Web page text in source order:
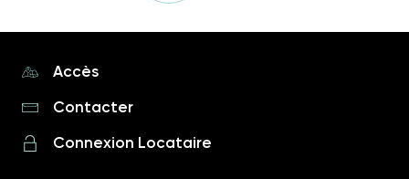
Accès
Contacter
Connexion Locataire